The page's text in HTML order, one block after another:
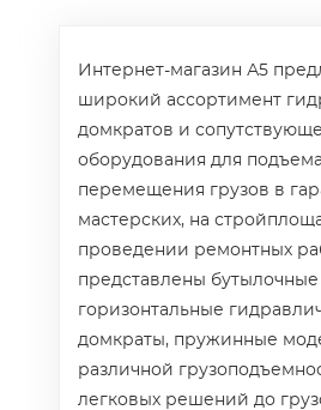
Интернет-магазин А5
широкий ассортимент
домкратов и
оборудования для
перемещения грузов в
мастерских, на
проведении ремонтных
представлены
горизонтальные
домкраты, пружинные
различной
легковых решений до